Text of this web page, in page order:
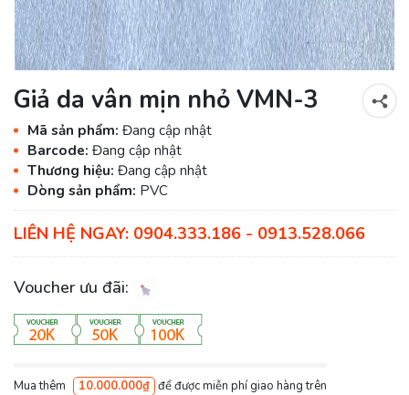
Giả da vân mịn nhỏ VMN-3
Mã sản phẩm: Đang cập nhật
Barcode: Đang cập nhật
Thương hiệu: Đang cập nhật
Dòng sản phẩm: PVC
LIÊN HỆ NGAY: 0904.333.186 - 0913.528.066
Voucher ưu đãi:
Mua thêm 10.000.000₫ để được miễn phí giao hàng trên